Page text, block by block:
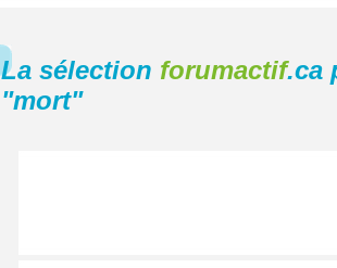
La sélection forumactif.ca
"mort"